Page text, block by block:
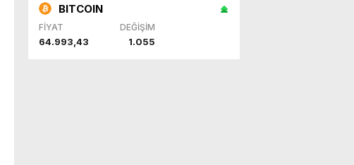
BITCOIN
FİYAT DEĞİŞİM
64.993,43 1.055